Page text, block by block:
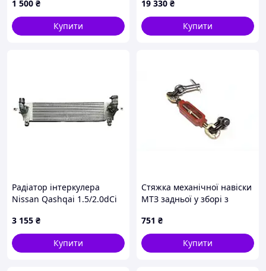
1 500 ₴
Купити
19 330 ₴
Купити
Радіатор інтеркулера
Nissan Qashqai 1.5/2.0dCi
3 155 ₴
Купити
Стяжка механічної навіски
МТЗ задньої у зборі з
(посилена) (вир-во ДК) О
2347799925
751 ₴
Купити